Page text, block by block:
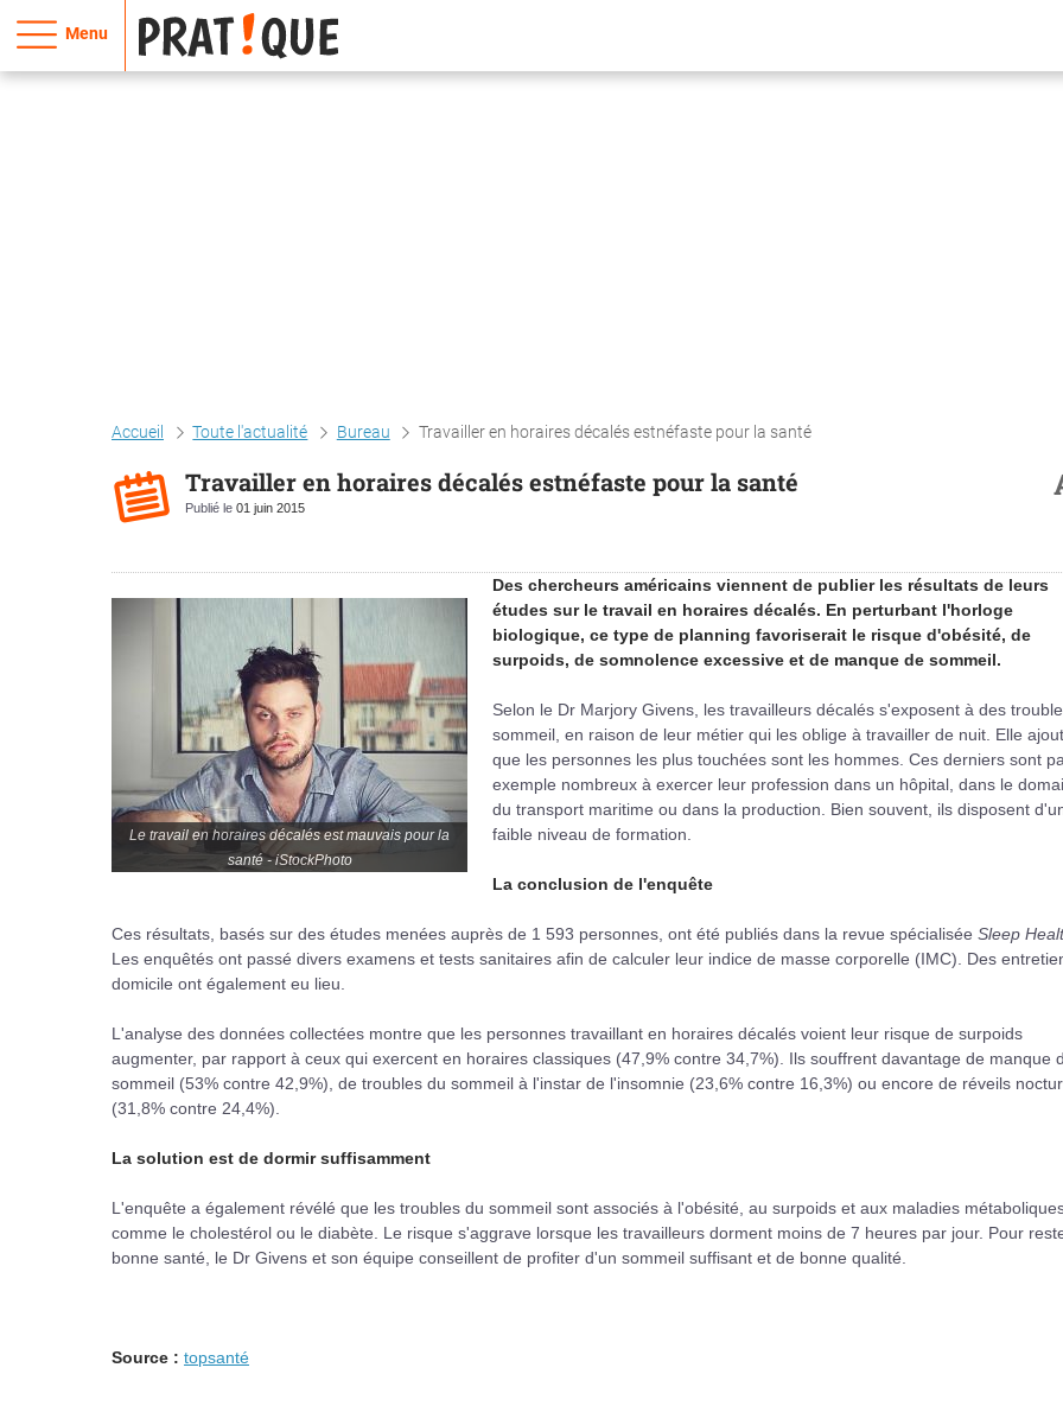
Menu
Accueil Toute l'actualité Bureau Travailler en horaires décalés estnéfaste pour la santé
Travailler en horaires décalés estnéfaste pour la santé
Publié le 01 juin 2015
Le travail en horaires décalés est mauvais pour la
santé - iStockPhoto
Des chercheurs américains viennent de publier les résultats de leurs
études sur le travail en horaires décalés. En perturbant l'horloge
biologique, ce type de planning favoriserait le risque d'obésité, de
surpoids, de somnolence excessive et de manque de sommeil.
Selon le Dr Marjory Givens, les travailleurs décalés s'exposent à des
sommeil, en raison de leur métier qui les oblige à travailler de nuit. Elle
que les personnes les plus touchées sont les hommes. Ces derniers sont
exemple nombreux à exercer leur profession dans un hôpital, dans le
du transport maritime ou dans la production. Bien souvent, ils disposent
faible niveau de formation.
La conclusion de l'enquête
Ces résultats, basés sur des études menées auprès de 1 593 personnes, ont été publiés dans la revue spécialisée Sleep
Les enquêtés ont passé divers examens et tests sanitaires afin de calculer leur indice de masse corporelle (IMC). Des
domicile ont également eu lieu.
L'analyse des données collectées montre que les personnes travaillant en horaires décalés voient leur risque de surpoids
augmenter, par rapport à ceux qui exercent en horaires classiques (47,9% contre 34,7%). Ils souffrent davantage de manque
sommeil (53% contre 42,9%), de troubles du sommeil à l'instar de l'insomnie (23,6% contre 16,3%) ou encore de réveils
(31,8% contre 24,4%).
La solution est de dormir suffisamment
L'enquête a également révélé que les troubles du sommeil sont associés à l'obésité, au surpoids et aux maladies
comme le cholestérol ou le diabète. Le risque s'aggrave lorsque les travailleurs dorment moins de 7 heures par jour. Pour
bonne santé, le Dr Givens et son équipe conseillent de profiter d'un sommeil suffisant et de bonne qualité.
Source : topsanté